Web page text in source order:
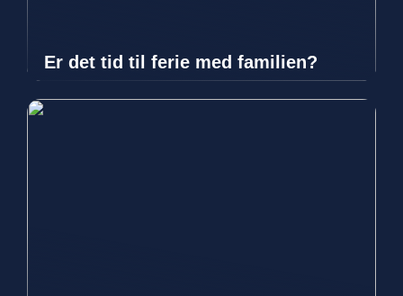
Er det tid til ferie med familien?